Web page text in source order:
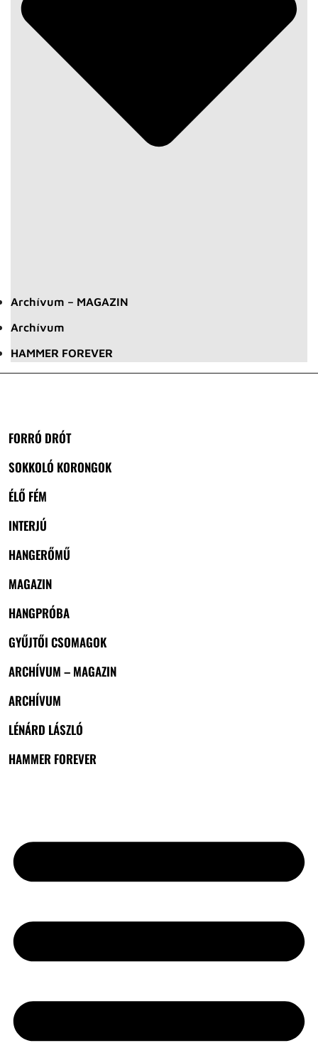
Archívum – MAGAZIN
Archívum
HAMMER FOREVER
FORRÓ DRÓT
SOKKOLÓ KORONGOK
ÉLŐ FÉM
INTERJÚ
HANGERŐMŰ
MAGAZIN
HANGPRÓBA
GYŰJTŐI CSOMAGOK
ARCHÍVUM – MAGAZIN
ARCHÍVUM
LÉNÁRD LÁSZLÓ
HAMMER FOREVER